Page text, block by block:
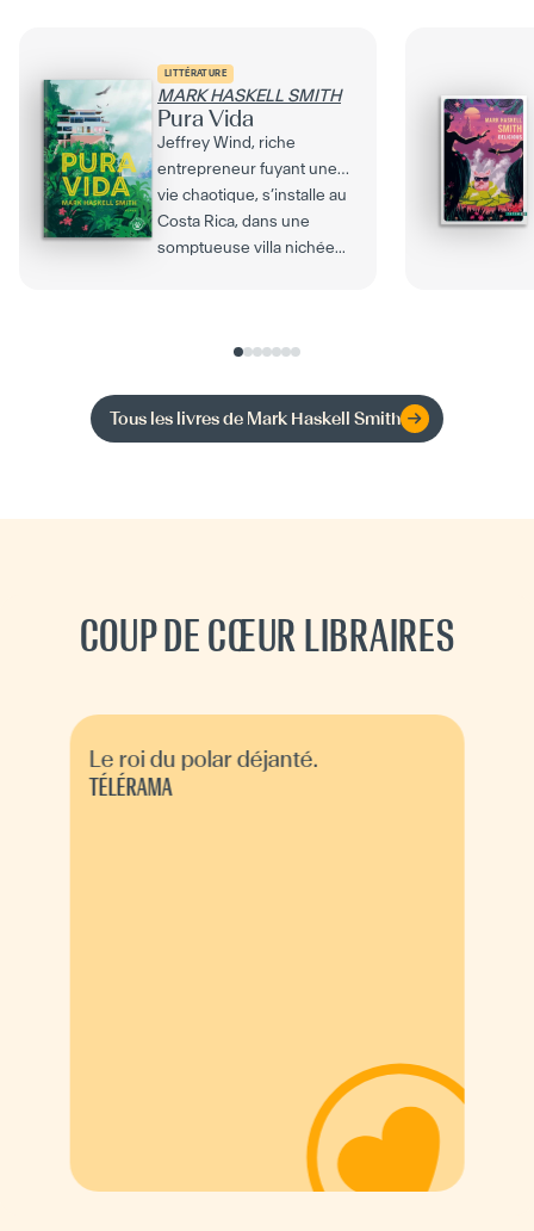
LITTÉRATURE
MARK HASKELL SMITH
Pura Vida
Jeffrey Wind, riche
entrepreneur fuyant une
vie chaotique, s’installe au
Costa Rica, dans une
somptueuse villa nichée...
Tous les livres de Mark Haskell Smith
COUP DE CŒUR LIBRAIRES
Le roi du polar déjanté.
TÉLÉRAMA